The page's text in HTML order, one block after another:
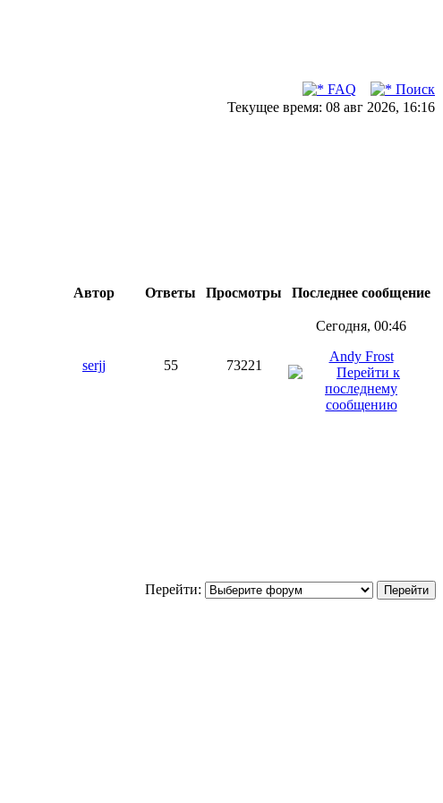
FAQ
Поиск
Текущее время: 08 авг 2026, 16:16
Автор Ответы Просмотры Последнее сообщение
serjj 55 73221
Сегодня, 00:46
Andy Frost
Перейти: